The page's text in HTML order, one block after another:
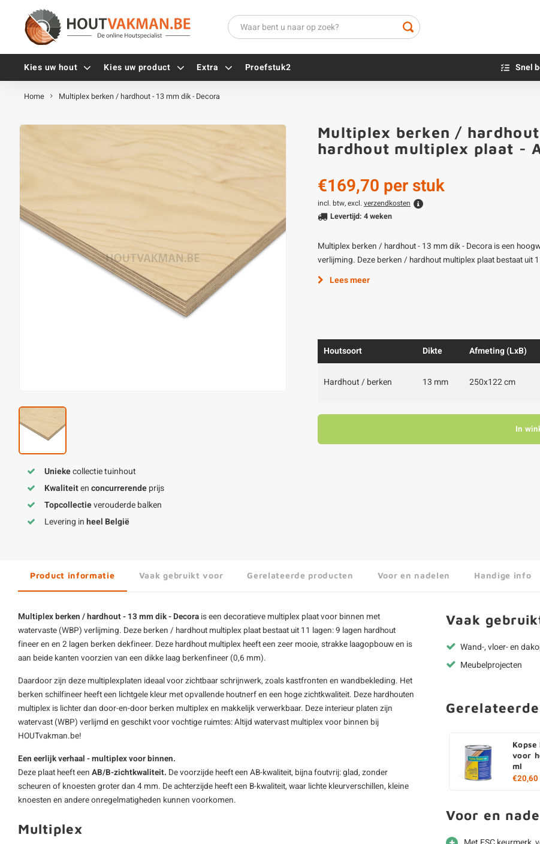
Kies uw hout Kies uw product Extra
Zwarte schroeven
Alle vijzen
Paalhouders
Stelplaten
Terrasdragers
Verbindingsstukken
Houten pennen
Blauwsteen sokkels
Olie - voor buiten
Impregneer
Proefstuk2 Snel
Home Multiplex berken / hardhout - 13 mm dik - Decora
Uniekecollectie tuinhout
Kwaliteitenconcurrerendeprijs
Topcollectieverouderde balken
Levering inheel België
Multiplex berken /
hardhout multiplex plaat -
€169,70 per stuk
incl. btw, excl. verzendkosten
Levertijd: 4 weken
Multiplex berken / hardhout - 13 mm dik - Decora is een
verlijming. Deze berken / hardhout multiplex plaat bestaat uit
Lees meer
Houtsoort Dikte Afmeting (LxB)
Hardhout / berken 13 mm 250x122 cm
In
Product informatie Vaak gebruikt voor Gerelateerde producten Voor en nadelen Handige info
Multiplex berken / hardhout - 13 mm dik - Decora is een decoratieve multiplex plaat voor binnen met
watervaste (WBP) verlijming. Deze berken / hardhout multiplex plaat bestaat uit 11 lagen: 9 lagen hardhout
fineer en en 2 lagen berken dekfineer. Deze hardhout multiplex heeft een zeer mooie, strakke laagopbouw en is
aan beide kanten voorzien van een dikke laag berkenfineer (0,6 mm).
Daardoor zijn deze multiplexplaten ideaal voor zichtbaar schrijnwerk, zoals kastfronten en wandbekleding. Het
berken schilfineer heeft een lichtgele kleur met opvallende houtnerf en een hoge zichtkwaliteit. Deze hardhouten
multiplex is lichter dan door-en-door berken multiplex en makkelijk verwerkbaar. Deze interieur platen zijn
watervast (WBP) verlijmd en geschikt voor vochtige ruimtes: Altijd watervast multiplex voor binnen bij
HOUTvakman.be!
Een eerlijk verhaal - multiplex voor binnen.
Deze plaat heeft een AB/B-zichtkwaliteit. De voorzijde heeft een AB-kwaliteit, bijna foutvrij: glad, zonder
scheuren of knoesten groter dan 4 mm. De achterzijde heeft een B-kwaliteit, waar lichte kleurverschillen, kleine
knoesten en andere onregelmatigheden kunnen voorkomen.
Multiplex
Vaak
Wand-, vloer- en
Meubelprojecten
voor
ml
€20,60
Voor en